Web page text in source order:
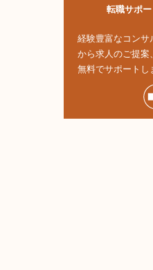
転職サポ
経験豊富なコンサ
から求人のご提案
無料でサポートし